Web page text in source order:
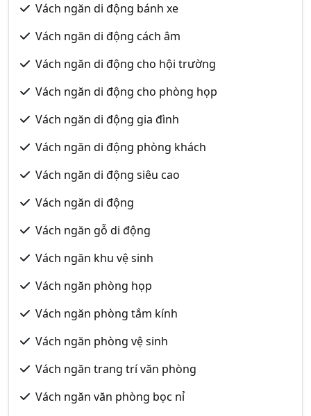
Vách ngăn di động bánh xe
Vách ngăn di động cách âm
Vách ngăn di động cho hội trường
Vách ngăn di động cho phòng họp
Vách ngăn di động gia đình
Vách ngăn di động phòng khách
Vách ngăn di động siêu cao
Vách ngăn di động
Vách ngăn gỗ di động
Vách ngăn khu vệ sinh
Vách ngăn phòng họp
Vách ngăn phòng tắm kính
Vách ngăn phòng vệ sinh
Vách ngăn trang trí văn phòng
Vách ngăn văn phòng bọc nỉ